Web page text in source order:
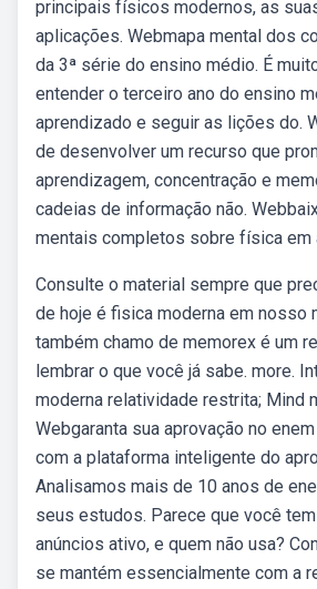
principais físicos modernos, as
aplicações. Webmapa mental dos
da 3ª série do ensino médio. É
entender o terceiro ano do ensino
aprendizado e seguir as lições do.
de desenvolver um recurso que
aprendizagem, concentração e
cadeias de informação não.
mentais completos sobre física em
Consulte o material sempre que
de hoje é fisica moderna em nosso
também chamo de memorex é um
lembrar o que você já sabe. more.
moderna relatividade restrita; Mind
Webgaranta sua aprovação no
com a plataforma inteligente do
Analisamos mais de 10 anos de
seus estudos. Parece que você
anúncios ativo, e quem não usa?
se mantém essencialmente com a